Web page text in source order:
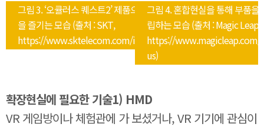
그림 3. ‘오큘러스 퀘스트2’ 제품으로 VR 게임
을 즐기는 모습 (출처 : SKT,
https://www.sktelecom.com/index.html)
그림 4. 혼합현실을 통해 부품을
립하는 모습 (출처 : Magic Leap,
https://www.magicleap.com/
us)
확장현실에 필요한 기술1) HMD
VR 게임방이나 체험관에 가 보셨거나, VR 기기에 관심이